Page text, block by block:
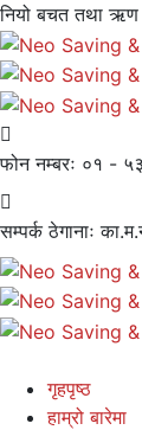
नियो बचत तथा ऋण
फोन नम्बरः ०१ -
सम्पर्क ठेगानाः
गृहपृष्ठ
हाम्रो बारेमा